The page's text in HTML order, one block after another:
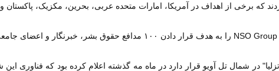
که برخی از اهداف در آمریکا، امارات متحده عربی، بحرین، مکزیک، پاکستان و
در شمال تل آویو قرار دارد در ماه مه گذشته اعلام کرده بود که